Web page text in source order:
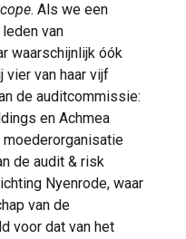
. Als we een
van
waarschijnlijk óók
vier van haar vijf
de auditcommissie:
en Achmea
moederorganisatie
de audit & risk
Nyenrode, waar
van de
voor dat van het